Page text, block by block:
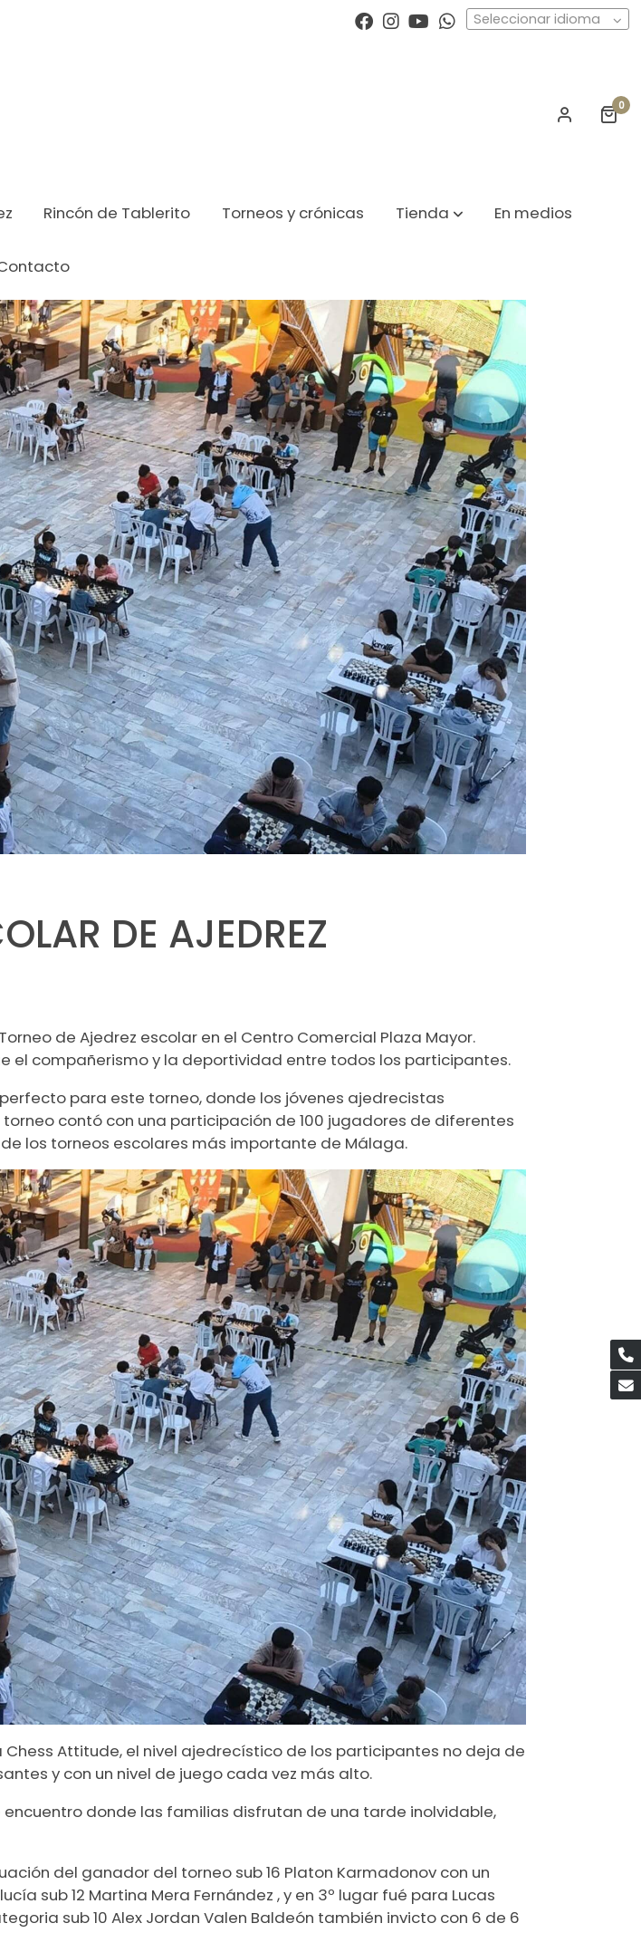
Seleccionar idioma
0
Rincón de Tablerito Torneos y crónicas Tienda En medios
DE AJEDREZ
de Ajedrez escolar en el Centro Comercial Plaza Mayor.
el compañerismo y la deportividad entre todos los participantes.
para este torneo, donde los jóvenes ajedrecistas
contó con una participación de 100 jugadores de diferentes
los torneos escolares más importante de Málaga.
Attitude, el nivel ajedrecístico de los participantes no deja de
y con un nivel de juego cada vez más alto.
encuentro donde las familias disfrutan de una tarde inolvidable,
del ganador del torneo sub 16 Platon Karmadonov con un
sub 12 Martina Mera Fernández , y en 3º lugar fué para Lucas
sub 10 Alex Jordan Valen Baldeón también invicto con 6 de 6